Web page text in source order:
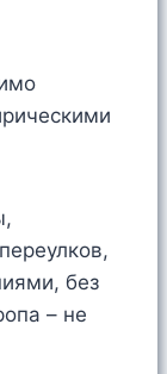
без
– не